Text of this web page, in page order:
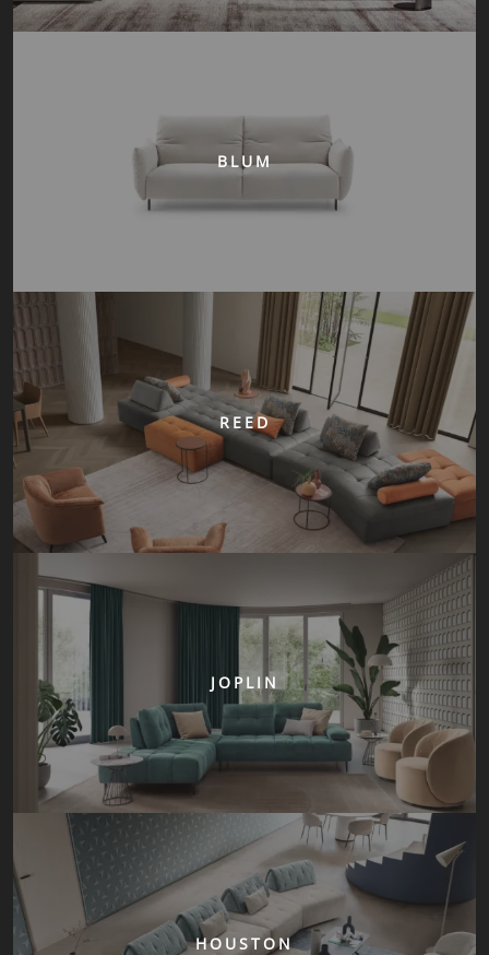
BLUM
REED
JOPLIN
HOUSTON